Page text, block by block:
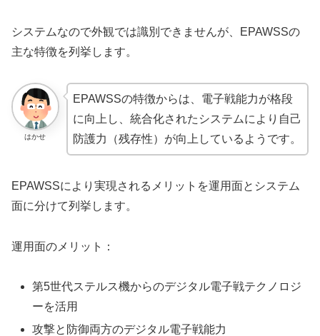
システムなので外観では識別できませんが、EPAWSSの
主な特徴を列挙します。
はかせ
EPAWSSの特徴からは、電子戦能力が格段
に向上し、統合化されたシステムにより自己
防護力（残存性）が向上しているようです。
EPAWSSにより実現されるメリットを運用面とシステム
面に分けて列挙します。
運用面のメリット：
第5世代ステルス機からのデジタル電子戦テクノロジ
ーを活用
攻撃と防御両方のデジタル電子戦能力